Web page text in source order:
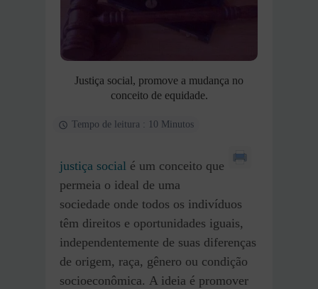
Justiça social, promove a mudança no
conceito de equidade.
Tempo de leitura : 10 Minutos
justiça social é um conceito que
permeia o ideal de uma
sociedade onde todos os indivíduos
têm direitos e oportunidades iguais,
independentemente de suas diferenças
de origem, raça, gênero ou condição
socioeconômica. A ideia é promover